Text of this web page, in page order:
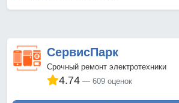
СервисПарк
Срочный ремонт электротехники
4.74 609 оценок